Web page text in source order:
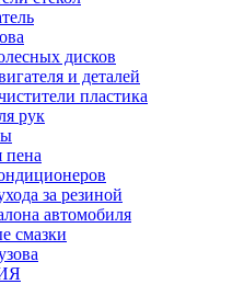
дисков
и деталей
пластика
рук
пена
за резиной
автомобиля
смазки